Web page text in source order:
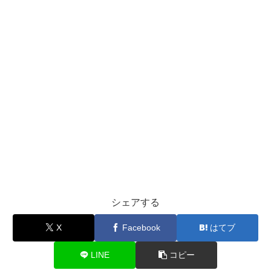
シェアする
X Facebook はてブ
LINE コピー